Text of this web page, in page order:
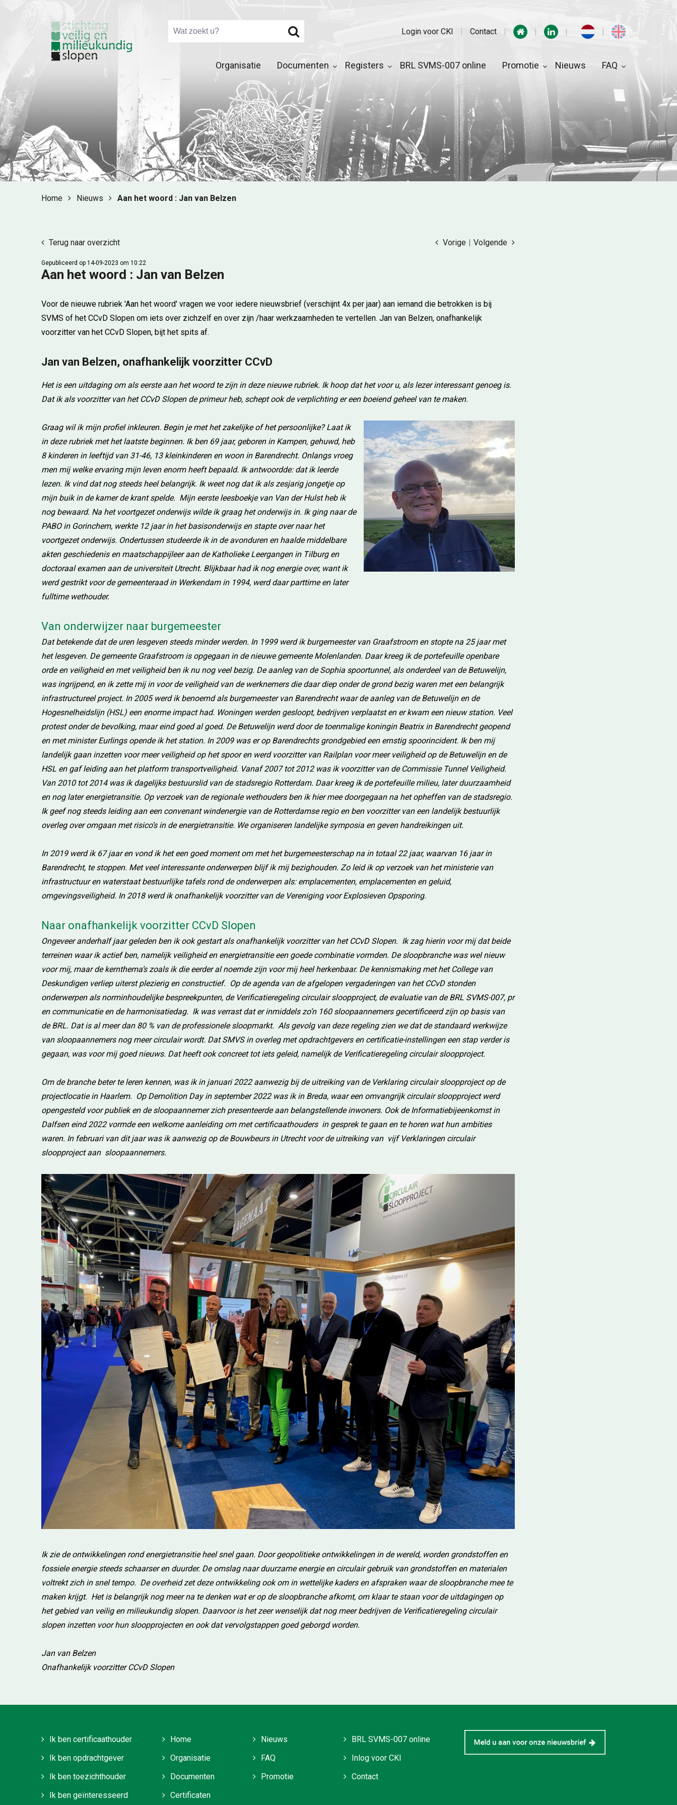
Login voor CKI Contact
Organisatie Documenten Registers BRL SVMS-007 online Promotie Nieuws FAQ
Home Nieuws Aan het woord : Jan van Belzen
Terug naar overzicht Volgende
|
Vorige
Gepubliceerd op 14-09-2023 om 10:22
Aan het woord : Jan van Belzen
Voor de nieuwe rubriek 'Aan het woord' vragen we voor iedere nieuwsbrief (verschijnt 4x per jaar) aan iemand die betrokken is bij
SVMS of het CCvD Slopen om iets over zichzelf en over zijn /haar werkzaamheden te vertellen. Jan van Belzen, onafhankelijk
voorzitter van het CCvD Slopen, bijt het spits af.
Jan van Belzen, onafhankelijk voorzitter CCvD
Het is een uitdaging om als eerste aan het woord te zijn in deze nieuwe rubriek. Ik hoop dat het voor u, als lezer interessant genoeg is.
Dat ik als voorzitter van het CCvD Slopen de primeur heb, schept ook de verplichting er een boeiend geheel van te maken.
Graag wil ik mijn profiel inkleuren. Begin je met het zakelijke of het persoonlijke? Laat ik
in deze rubriek met het laatste beginnen. Ik ben 69 jaar, geboren in Kampen, gehuwd, heb
8 kinderen in leeftijd van 31-46, 13 kleinkinderen en woon in Barendrecht. Onlangs vroeg
men mij welke ervaring mijn leven enorm heeft bepaald. Ik antwoordde: dat ik leerde
lezen. Ik vind dat nog steeds heel belangrijk. Ik weet nog dat ik als zesjarig jongetje op
mijn buik in de kamer de krant spelde. Mijn eerste leesboekje van Van der Hulst heb ik
nog bewaard. Na het voortgezet onderwijs wilde ik graag het onderwijs in. Ik ging naar de
PABO in Gorinchem, werkte 12 jaar in het basisonderwijs en stapte over naar het
voortgezet onderwijs. Ondertussen studeerde ik in de avonduren en haalde middelbare
akten geschiedenis en maatschappijleer aan de Katholieke Leergangen in Tilburg en
doctoraal examen aan de universiteit Utrecht. Blijkbaar had ik nog energie over, want ik
werd gestrikt voor de gemeenteraad in Werkendam in 1994, werd daar parttime en later
fulltime wethouder.
Van onderwijzer naar burgemeester
Dat betekende dat de uren lesgeven steeds minder werden. In 1999 werd ik burgemeester van Graafstroom en stopte na 25 jaar met
het lesgeven. De gemeente Graafstroom is opgegaan in de nieuwe gemeente Molenlanden. Daar kreeg ik de portefeuille openbare
orde en veiligheid en met veiligheid ben ik nu nog veel bezig. De aanleg van de Sophia spoortunnel, als onderdeel van de Betuwelijn,
was ingrijpend, en ik zette mij in voor de veiligheid van de werknemers die daar diep onder de grond bezig waren met een belangrijk
infrastructureel project. In 2005 werd ik benoemd als burgemeester van Barendrecht waar de aanleg van de Betuwelijn en de
Hogesnelheidslijn (HSL) een enorme impact had. Woningen werden gesloopt, bedrijven verplaatst en er kwam een nieuw station. Veel
protest onder de bevolking, maar eind goed al goed. De Betuwelijn werd door de toenmalige koningin Beatrix in Barendrecht geopend
en met minister Eurlings opende ik het station. In 2009 was er op Barendrechts grondgebied een ernstig spoorincident. Ik ben mij
landelijk gaan inzetten voor meer veiligheid op het spoor en werd voorzitter van Railplan voor meer veiligheid op de Betuwelijn en de
HSL en gaf leiding aan het platform transportveiligheid. Vanaf 2007 tot 2012 was ik voorzitter van de Commissie Tunnel Veiligheid.
Van 2010 tot 2014 was ik dagelijks bestuurslid van de stadsregio Rotterdam. Daar kreeg ik de portefeuille milieu, later duurzaamheid
en nog later energietransitie. Op verzoek van de regionale wethouders ben ik hier mee doorgegaan na het opheffen van de stadsregio.
Ik geef nog steeds leiding aan een convenant windenergie van de Rotterdamse regio en ben voorzitter van een landelijk bestuurlijk
overleg over omgaan met risico’s in de energietransitie. We organiseren landelijke symposia en geven handreikingen uit.
In 2019 werd ik 67 jaar en vond ik het een goed moment om met het burgemeesterschap na in totaal 22 jaar, waarvan 16 jaar in
Barendrecht, te stoppen. Met veel interessante onderwerpen blijf ik mij bezighouden. Zo leid ik op verzoek van het ministerie van
infrastructuur en waterstaat bestuurlijke tafels rond de onderwerpen als: emplacementen, emplacementen en geluid,
omgevingsveiligheid. In 2018 werd ik onafhankelijk voorzitter van de Vereniging voor Explosieven Opsporing.
Naar onafhankelijk voorzitter CCvD Slopen
Ongeveer anderhalf jaar geleden ben ik ook gestart als onafhankelijk voorzitter van het CCvD Slopen. Ik zag hierin voor mij dat beide
terreinen waar ik actief ben, namelijk veiligheid en energietransitie een goede combinatie vormden. De sloopbranche was wel nieuw
voor mij, maar de kernthema’s zoals ik die eerder al noemde zijn voor mij heel herkenbaar. De kennismaking met het College van
Deskundigen verliep uiterst plezierig en constructief. Op de agenda van de afgelopen vergaderingen van het CCvD stonden
onderwerpen als norminhoudelijke bespreekpunten, de Verificatieregeling circulair sloopproject, de evaluatie van de BRL SVMS-007, pr
en communicatie en de harmonisatiedag. Ik was verrast dat er inmiddels zo’n 160 sloopaannemers gecertificeerd zijn op basis van
de BRL. Dat is al meer dan 80 % van de professionele sloopmarkt. Als gevolg van deze regeling zien we dat de standaard werkwijze
van sloopaannemers nog meer circulair wordt. Dat SMVS in overleg met opdrachtgevers en certificatie-instellingen een stap verder is
gegaan, was voor mij goed nieuws. Dat heeft ook concreet tot iets geleid, namelijk de Verificatieregeling circulair sloopproject.
Om de branche beter te leren kennen, was ik in januari 2022 aanwezig bij de uitreiking van de Verklaring circulair sloopproject op de
projectlocatie in Haarlem. Op Demolition Day in september 2022 was ik in Breda, waar een omvangrijk circulair sloopproject werd
opengesteld voor publiek en de sloopaannemer zich presenteerde aan belangstellende inwoners. Ook de Informatiebijeenkomst in
Dalfsen eind 2022 vormde een welkome aanleiding om met certificaathouders in gesprek te gaan en te horen wat hun ambities
waren. In februari van dit jaar was ik aanwezig op de Bouwbeurs in Utrecht voor de uitreiking van vijf Verklaringen circulair
sloopproject aan sloopaannemers.
Ik zie de ontwikkelingen rond energietransitie heel snel gaan. Door geopolitieke ontwikkelingen in de wereld, worden grondstoffen en
fossiele energie steeds schaarser en duurder. De omslag naar duurzame energie en circulair gebruik van grondstoffen en materialen
voltrekt zich in snel tempo. De overheid zet deze ontwikkeling ook om in wettelijke kaders en afspraken waar de sloopbranche mee te
maken krijgt. Het is belangrijk nog meer na te denken wat er op de sloopbranche afkomt, om klaar te staan voor de uitdagingen op
het gebied van veilig en milieukundig slopen. Daarvoor is het zeer wenselijk dat nog meer bedrijven de Verificatieregeling circulair
slopen inzetten voor hun sloopprojecten en ook dat vervolgstappen goed geborgd worden.
Jan van Belzen
Onafhankelijk voorzitter CCvD Slopen
Ik ben certificaathouder
Ik ben opdrachtgever
Ik ben toezichthouder
Ik ben geïnteresseerd
Home
Organisatie
Documenten
Certificaten
Nieuws
FAQ
Promotie
BRL SVMS-007 online
Inlog voor CKI
Contact